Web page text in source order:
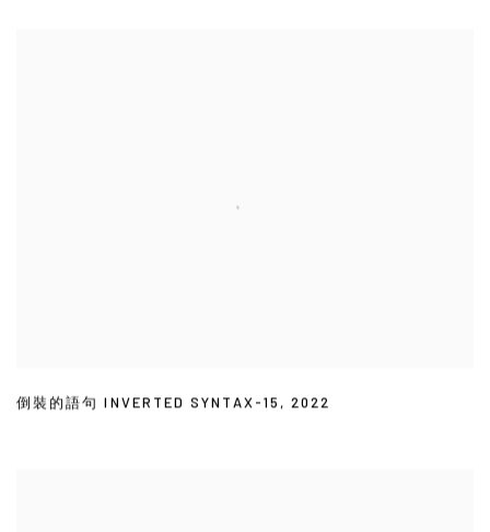
倒裝的語句 INVERTED SYNTAX-15 ,2022